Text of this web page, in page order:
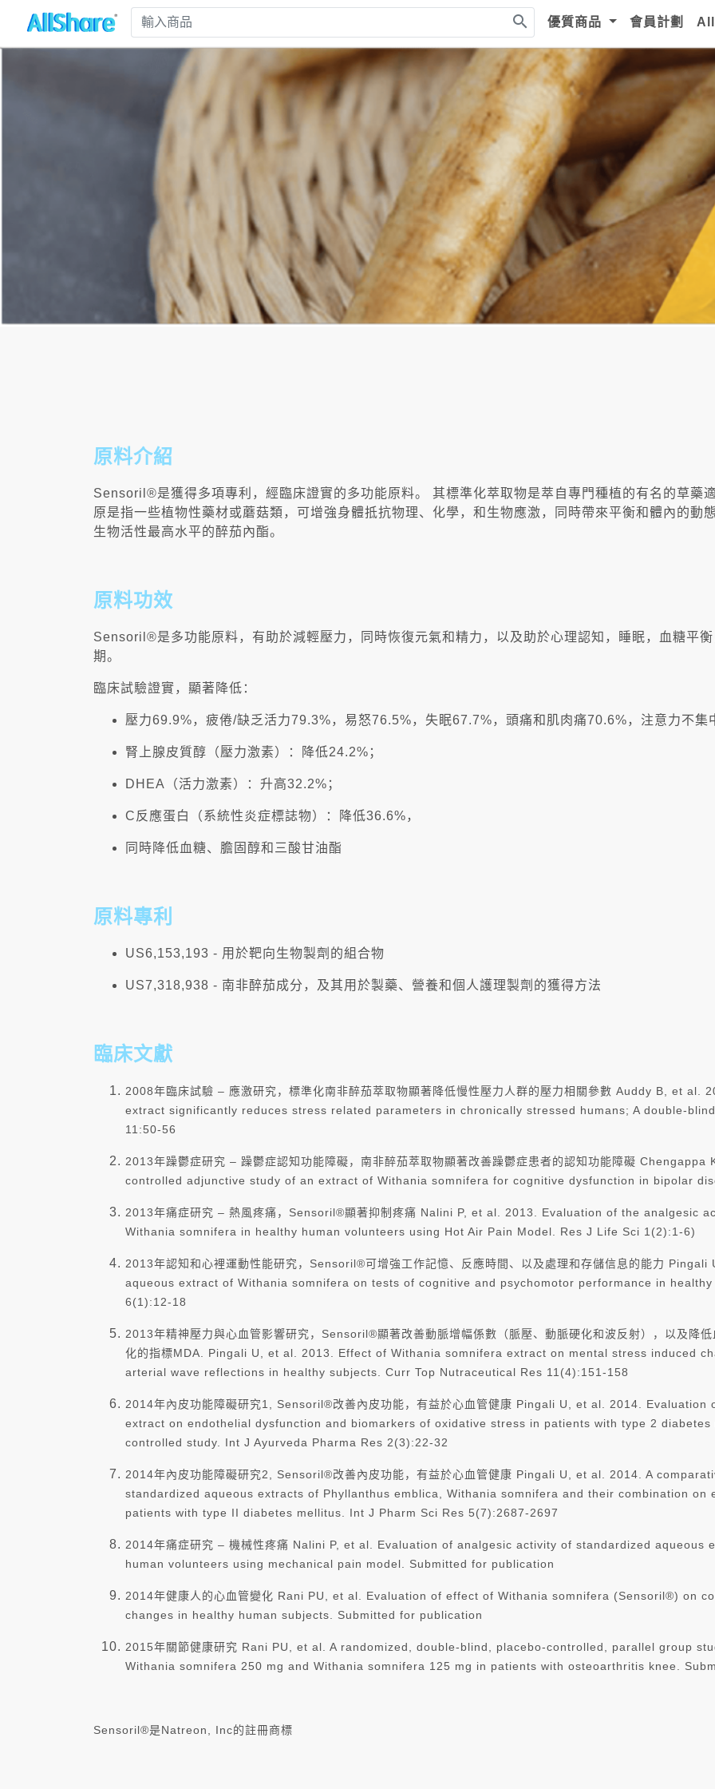
search 優質商品 會員計劃
原料介紹
Sensoril®是獲得多項專利，經臨床證實的多功能原料。 其標準化萃取物是萃自專門種植的有名的草藥
原是指一些植物性藥材或蘑菇類，可增強身體抵抗物理、化學，和生物應激，同時帶來平衡和體內的
生物活性最高水平的醉茄內酯。
原料功效
Sensoril®是多功能原料，有助於減輕壓力，同時恢復元氣和精力，以及助於心理認知，睡眠，血糖平
期。
臨床試驗證實，顯著降低：
壓力69.9%，疲倦/缺乏活力79.3%，易怒76.5%，失眠67.7%，頭痛和肌肉痛70.6%，注意力不集
腎上腺皮質醇（壓力激素）：降低24.2%；
DHEA（活力激素）：升高32.2%；
C反應蛋白（系統性炎症標誌物）：降低36.6%，
同時降低血糖、膽固醇和三酸甘油酯
原料專利
US6,153,193 - 用於靶向生物製劑的組合物
US7,318,938 - 南非醉茄成分，及其用於製藥、營養和個人護理製劑的獲得方法
臨床文獻
2008年臨床試驗 – 應激研究，標準化南非醉茄萃取物顯著降低慢性壓力人群的壓力相關參數 Auddy B, et
extract significantly reduces stress related parameters in chronically stressed humans; A double-
11:50-56
2013年躁鬱症研究 – 躁鬱症認知功能障礙，南非醉茄萃取物顯著改善躁鬱症患者的認知功能障礙
controlled adjunctive study of an extract of Withania somnifera for cognitive dysfunction in bipolar
2013年痛症研究 – 熱風疼痛，Sensoril®顯著抑制疼痛 Nalini P, et al. 2013. Evaluation of the analgesic
Withania somnifera in healthy human volunteers using Hot Air Pain Model. Res J Life Sci 1(2):1-6)
2013年認知和心裡運動性能研究，Sensoril®可增強工作記憶、反應時間、以及處理和存儲信息的能力
aqueous extract of Withania somnifera on tests of cognitive and psychomotor performance in
6(1):12-18
2013年精神壓力與心血管影響研究，Sensoril®顯著改善動脈增幅係數（脈壓、動脈硬化和波反射），以及降
化的指標MDA. Pingali U, et al. 2013. Effect of Withania somnifera extract on mental stress induced
arterial wave reflections in healthy subjects. Curr Top Nutraceutical Res 11(4):151-158
2014年內皮功能障礙研究1, Sensoril®改善內皮功能，有益於心血管健康 Pingali U, et al. 2014.
extract on endothelial dysfunction and biomarkers of oxidative stress in patients with type 2
controlled study. Int J Ayurveda Pharma Res 2(3):22-32
2014年內皮功能障礙研究2, Sensoril®改善內皮功能，有益於心血管健康 Pingali U, et al. 2014. A
standardized aqueous extracts of Phyllanthus emblica, Withania somnifera and their combination on
patients with type II diabetes mellitus. Int J Pharm Sci Res 5(7):2687-2697
2014年痛症研究 – 機械性疼痛 Nalini P, et al. Evaluation of analgesic activity of standardized
human volunteers using mechanical pain model. Submitted for publication
2014年健康人的心血管變化 Rani PU, et al. Evaluation of effect of Withania somnifera (Sensoril®) on
changes in healthy human subjects. Submitted for publication
2015年關節健康研究 Rani PU, et al. A randomized, double-blind, placebo-controlled, parallel group
Withania somnifera 250 mg and Withania somnifera 125 mg in patients with osteoarthritis knee.
Sensoril®是Natreon, Inc的註冊商標